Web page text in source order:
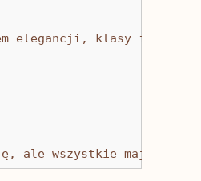
elegancji, klasy i
ale wszystkie mają